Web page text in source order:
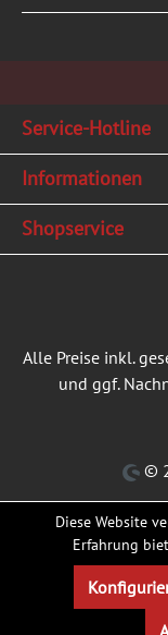
Service-Hotline
Informationen
Shopservice
Alle Preise inkl.
und ggf.
©
Diese Website
Erfahrung